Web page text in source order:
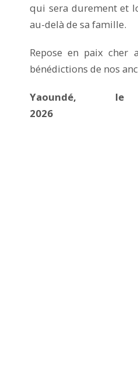
qui sera durement et
au-delà de sa famille.
Repose en paix cher
bénédictions de nos
Yaoundé,